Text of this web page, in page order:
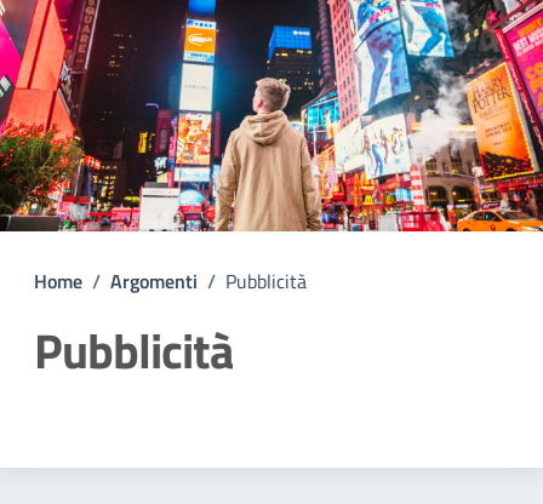
Home / Argomenti / Pubblicità
Pubblicità